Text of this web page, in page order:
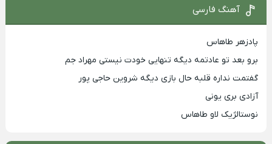
آهنگ فارسی
پادزهر طاهاس
برو بعد تو عادتمه دیگه تنهایی خودت نیستی مهراد جم
گفتمت نداره قلبه حال بازی دیگه شروین حاجی پور
آزادی بری یونی
نوستالژیک لاو طاهاس